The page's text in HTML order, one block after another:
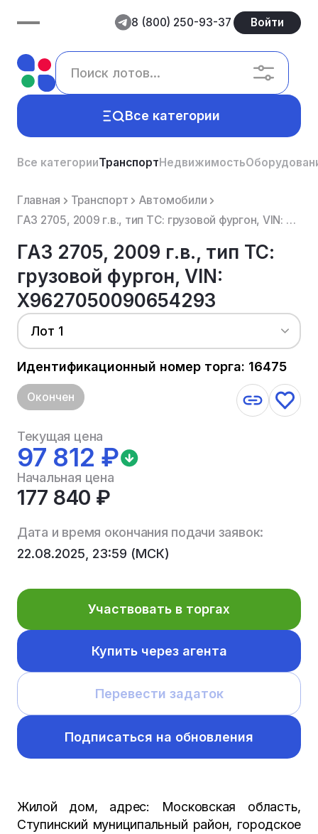
8 (800) 250-93-37 Войти
Все категории
Все категорииТранспортНедвижимость
Главная Транспорт
Автомобили
ГАЗ 2705, 2009 г.в., тип ТС: грузовой фургон, VIN: Х9627050090654293
ГАЗ 2705, 2009 г.в., тип ТС:
грузовой фургон, VIN:
Х9627050090654293
Лот 1
Идентификационный номер торга: 16475
Окончен
Текущая цена
97 812 ₽
Начальная цена
177 840 ₽
Дата и время окончания подачи заявок:
22.08.2025, 23:59 (МСК)
Участвовать в торгах
Купить через агента
Перевести задаток
Подписаться на обновления
Жилой дом, адрес: Московская область,
Ступинский муниципальный район, городское